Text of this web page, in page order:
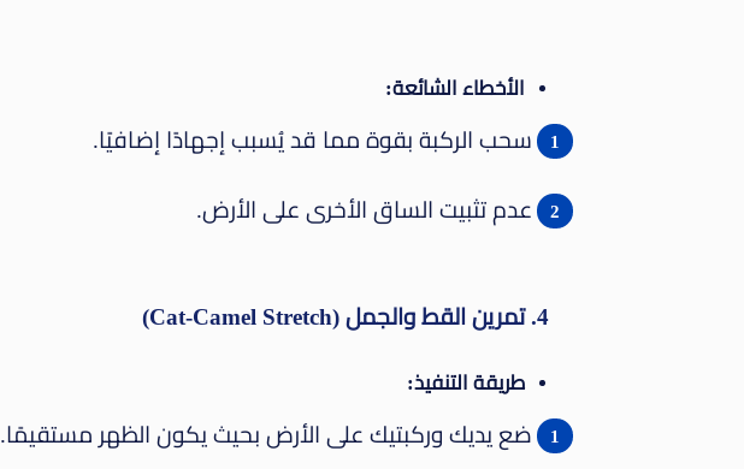
الأخطاء الشائعة:
سحب الركبة بقوة مما قد يُسبب إجهادًا إضافيًا.
عدم تثبيت الساق الأخرى على الأرض.
طريقة التنفيذ:
ضع يديك وركبتيك على الأرض بحيث يكون الظهر مستقيمًا.